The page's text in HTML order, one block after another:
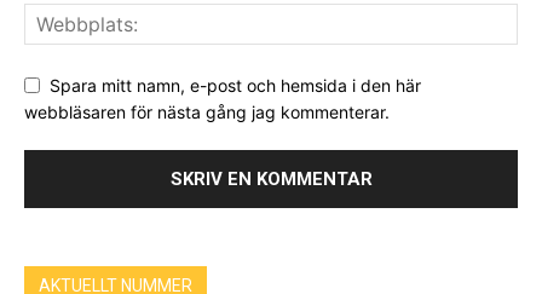
Spara mitt namn, e-post och hemsida i den här
webbläsaren för nästa gång jag kommenterar.
AKTUELLT NUMMER